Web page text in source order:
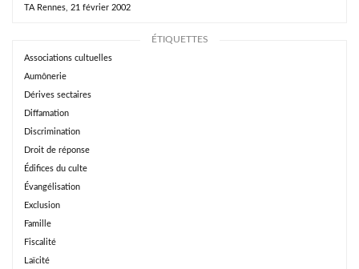
TA Rennes, 21 février 2002
ÉTIQUETTES
Associations cultuelles
Aumônerie
Dérives sectaires
Diffamation
Discrimination
Droit de réponse
Édifices du culte
Évangélisation
Exclusion
Famille
Fiscalité
Laïcité